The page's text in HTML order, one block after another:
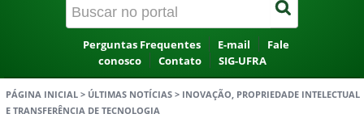
Perguntas Frequentes E-mail
Fale
conosco
Contato SIG-UFRA
PÁGINA INICIAL > ÚLTIMAS NOTÍCIAS > INOVAÇÃO, PROPRIEDADE INTELECTUAL
E TRANSFERÊNCIA DE TECNOLOGIA